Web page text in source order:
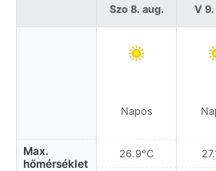
Max.
hőmérséklet
Szo 8. aug.
Napos
26.9°C
V 9.